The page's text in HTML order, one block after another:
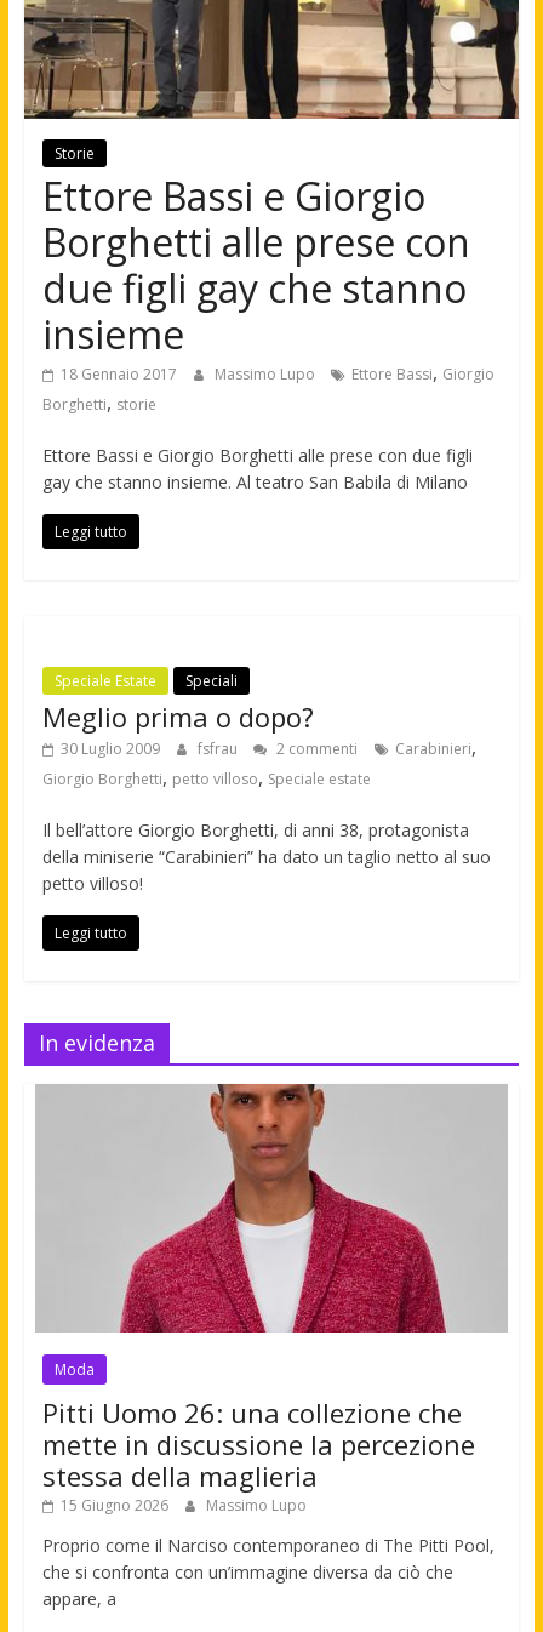
Storie
Ettore Bassi e Giorgio
Borghetti alle prese con
due figli gay che stanno
insieme
18 Gennaio 2017 Massimo Lupo Ettore Bassi, Giorgio
Borghetti, storie
Ettore Bassi e Giorgio Borghetti alle prese con due figli
gay che stanno insieme. Al teatro San Babila di Milano
Leggi tutto
Speciale Estate Speciali
Meglio prima o dopo?
30 Luglio 2009 fsfrau 2 commenti Carabinieri,
Giorgio Borghetti, petto villoso, Speciale estate
Il bell’attore Giorgio Borghetti, di anni 38, protagonista
della miniserie “Carabinieri” ha dato un taglio netto al suo
petto villoso!
Leggi tutto
In evidenza
Moda
Pitti Uomo 26: una collezione che
mette in discussione la percezione
stessa della maglieria
15 Giugno 2026 Massimo Lupo
Proprio come il Narciso contemporaneo di The Pitti Pool,
che si confronta con un’immagine diversa da ciò che
appare, a